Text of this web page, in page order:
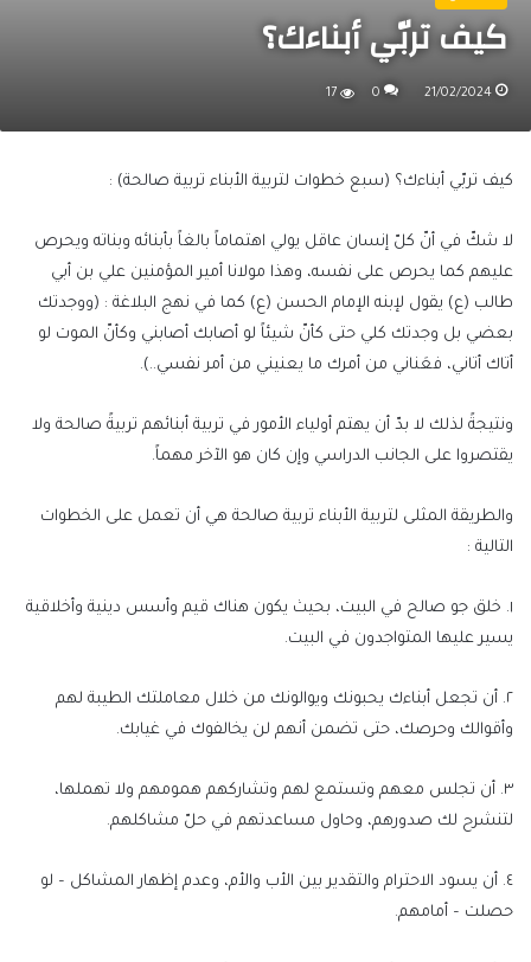
كيف تربّي أبناءك؟
21/02/2024
0
17
كيف تربّي أبناءك؟ (سبع خطوات لتربية الأبناء تربية صالحة) :
لا شكّ في أنّ كلّ إنسان عاقل يولي اهتماماً بالغاً بأبنائه وبناته ويحرص
عليهم كما يحرص على نفسه، وهذا مولانا أمير المؤمنين علي بن أبي
طالب (ع) يقول لإبنه الإمام الحسن (ع) كما في نهج البلاغة : (ووجدتك
بعضي بل وجدتك كلي حتى كأنّ شيئاً لو أصابك أصابني وكأنّ الموت لو
أتاك أتاني، فعَناني من أمرك ما يعنيني من أمر نفسي..).
ونتيجةً لذلك لا بدّ أن يهتم أولياء الأمور في تربية أبنائهم تربيةً صالحة ولا
يقتصروا على الجانب الدراسي وإن كان هو الآخر مهماً.
والطريقة المثلى لتربية الأبناء تربية صالحة هي أن تعمل على الخطوات
التالية :
١. خلق جو صالح في البيت، بحيث يكون هناك قيم وأسس دينية وأخلاقية
يسير عليها المتواجدون في البيت.
٢. أن تجعل أبناءك يحبونك ويوالونك من خلال معاملتك الطيبة لهم
وأقوالك وحرصك، حتى تضمن أنهم لن يخالفوك في غيابك.
٣. أن تجلس معهم وتستمع لهم وتشاركهم همومهم ولا تهملها،
لتنشرح لك صدورهم، وحاول مساعدتهم في حلّ مشاكلهم.
٤. أن يسود الاحترام والتقدير بين الأب والأم، وعدم إظهار المشاكل – لو
حصلت – أمامهم.